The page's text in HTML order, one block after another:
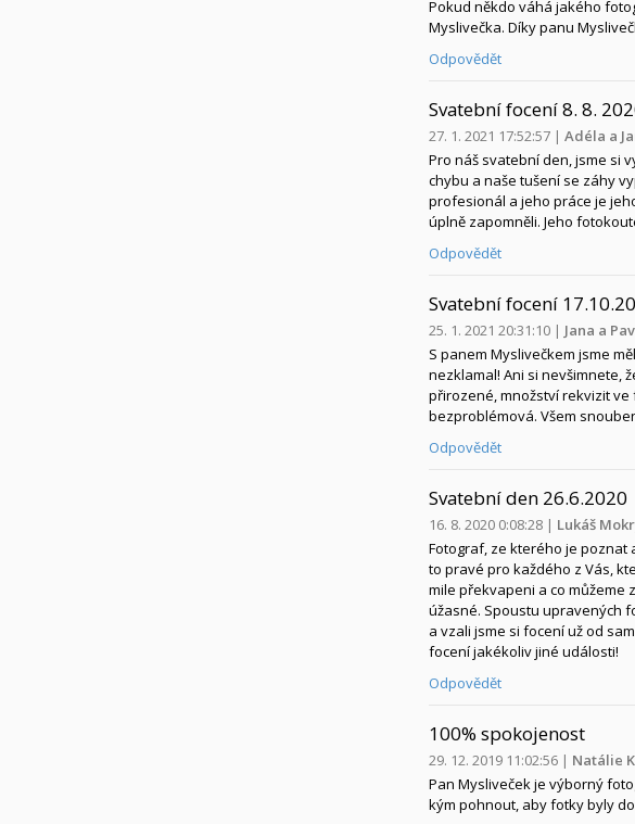
Pokud někdo váhá jakého
Myslivečka. Díky panu
Odpovědět
Svatební focení 8. 8.
27. 1. 2021 17:52:57 | Adéla a
Pro náš svatební den, jsme si
chybu a naše tušení se záhy
profesionál a jeho práce je
úplně zapomněli. Jeho
Odpovědět
Svatební focení
25. 1. 2021 20:31:10 | Jana a
S panem Myslivečkem jsme
nezklamal! Ani si nevšimnete,
přirozené, množství rekvizit
bezproblémová. Všem
Odpovědět
Svatební den 26.6.2020
16. 8. 2020 0:08:28 | Lukáš
Fotograf, ze kterého je poznat
to pravé pro každého z Vás,
mile překvapeni a co můžeme
úžasné. Spoustu upravených
a vzali jsme si focení už od
focení jakékoliv jiné události!
Odpovědět
100% spokojenost
29. 12. 2019 11:02:56 | Natálie
Pan Mysliveček je výborný
kým pohnout, aby fotky byly